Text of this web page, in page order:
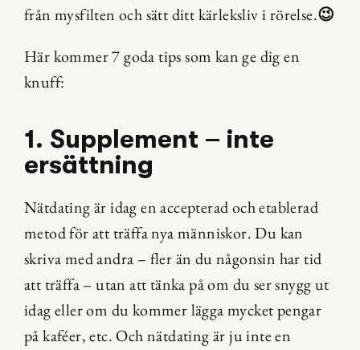
från mysfilten och sätt ditt kärleksliv i rörelse.😉
Här kommer 7 goda tips som kan ge dig en
knuff:
1. Supplement – inte
ersättning
Nätdating är idag en accepterad och etablerad
metod för att träffa nya människor. Du kan
skriva med andra – fler än du någonsin har tid
att träffa – utan att tänka på om du ser snygg ut
idag eller om du kommer lägga mycket pengar
på kaféer, etc. Och nätdating är ju inte en